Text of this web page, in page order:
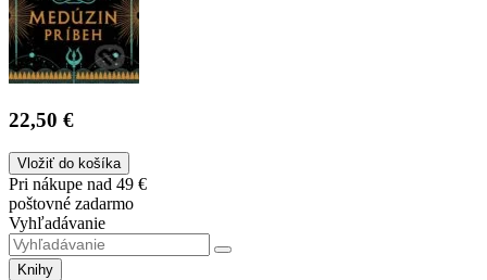
22,50 €
Vložiť do košíka
Pri nákupe nad 49 €
poštovné zadarmo
Vyhľadávanie
Knihy